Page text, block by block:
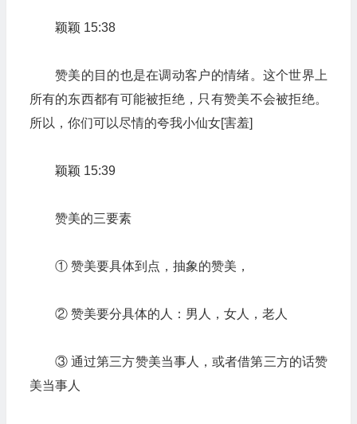
颖颖 15:38
赞美的目的也是在调动客户的情绪。这个世界上
所有的东西都有可能被拒绝，只有赞美不会被拒绝。
所以，你们可以尽情的夸我小仙女[害羞]
颖颖 15:39
赞美的三要素
① 赞美要具体到点，抽象的赞美，
② 赞美要分具体的人：男人，女人，老人
③ 通过第三方赞美当事人，或者借第三方的话赞
美当事人